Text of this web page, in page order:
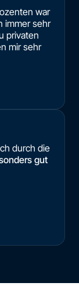
war
immer sehr
privaten
mir sehr
durch die
gut